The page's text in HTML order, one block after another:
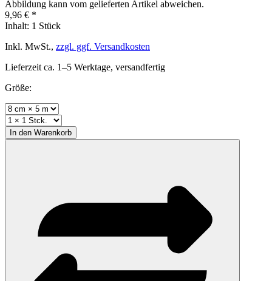
Abbildung kann vom gelieferten Artikel abweichen.
9,96 € *
Inhalt: 1 Stück
Inkl. MwSt., zzgl. ggf. Versandkosten
Lieferzeit ca. 1–5 Werktage, versandfertig
Größe:
In den Warenkorb